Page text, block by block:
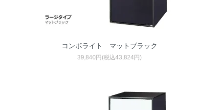
コンボライト マットブラック
39,840円(税込43,824円)